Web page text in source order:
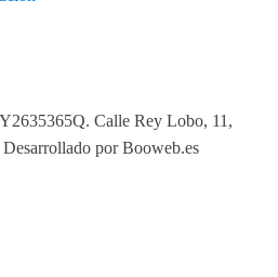
Calle Rey Lobo, 11,
por Booweb.es